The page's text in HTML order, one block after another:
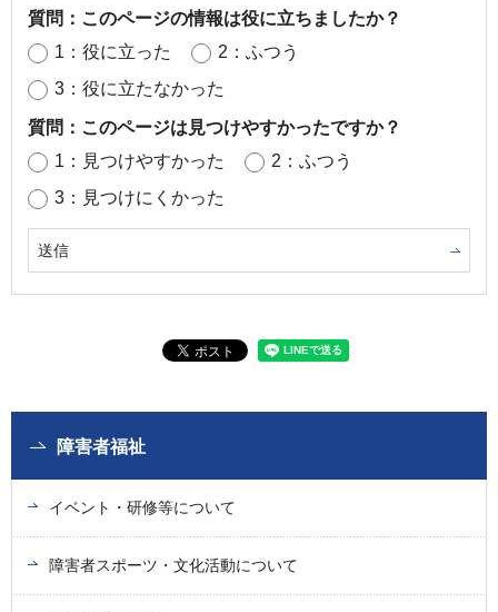
質問：このページの情報は役に立ちましたか？
1：役に立った
2：ふつう
3：役に立たなかった
質問：このページは見つけやすかったですか？
1：見つけやすかった
2：ふつう
3：見つけにくかった
障害者福祉
イベント・研修等について
障害者スポーツ・文化活動について